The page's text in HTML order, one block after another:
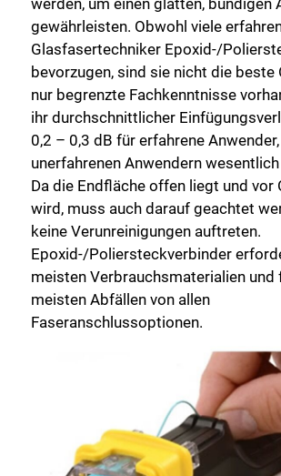
werden, um einen glatten, bündigen
gewährleisten. Obwohl viele
Glasfasertechniker Epoxid-/
bevorzugen, sind sie nicht die beste
nur begrenzte Fachkenntnisse
ihr durchschnittlicher
0,2 – 0,3 dB für erfahrene
unerfahrenen Anwendern
Da die Endfläche offen liegt und vor
wird, muss auch darauf geachtet
keine Verunreinigungen auftreten.
Epoxid-/Poliersteckverbinder
meisten Verbrauchsmaterialien und
meisten Abfällen von allen
Faseranschlussoptionen.